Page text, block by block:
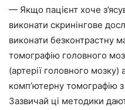
— Якщо пацієнт хоче
виконати скринінгове
виконати безконтрастну
томографію головного
(артерії головного мозку)
комп’ютерну томографію
Зазвичай ці методики